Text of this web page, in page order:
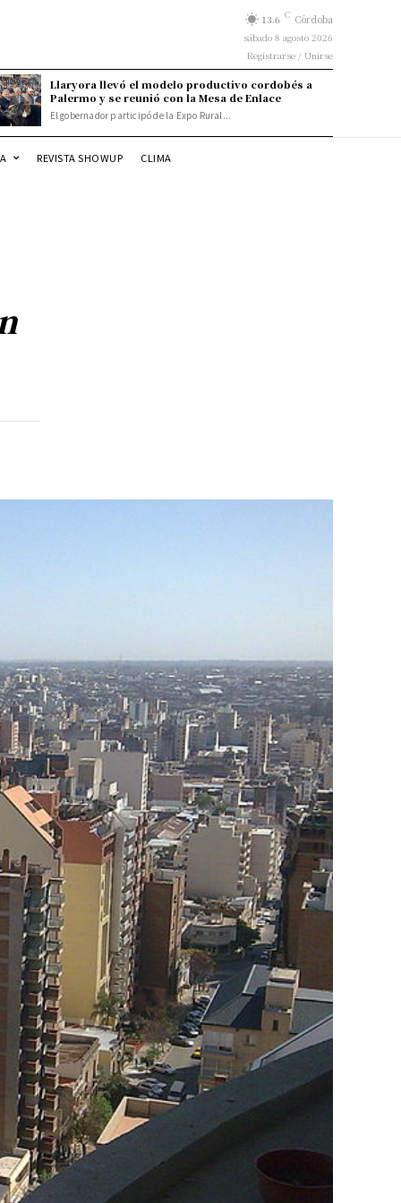
13.6 C Córdoba
sábado 8 agosto 2026
Registrarse / Unirse
Llaryora llevó el modelo productivo cordobés a
Palermo y se reunió con la Mesa de Enlace
El gobernador participó de la Expo Rural...
REVISTA SHOWUP CLIMA